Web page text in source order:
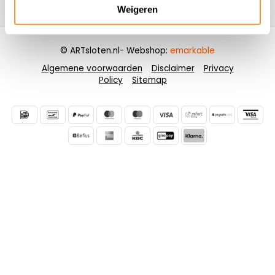
Weigeren
Contactgegevens
Algemene voorwaarden Disclaimer
Privacy
Policy
Sitemap
© ARTsloten.nl- Webshop: emarkable